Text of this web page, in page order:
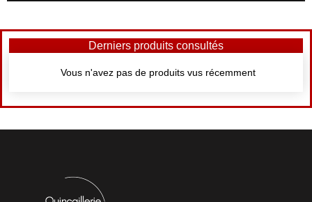
Derniers produits consultés
Vous n'avez pas de produits vus récemment